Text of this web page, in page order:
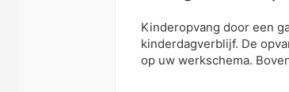
Kinderopvang door een
kinderdagverblijf. De
op uw werkschema.